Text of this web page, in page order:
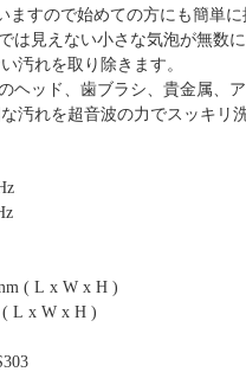
ますので始めての方にも簡単に
は見えない小さな気泡が無数
汚れを取り除きます。
ヘッド、歯ブラシ、貴金属、
汚れを超音波の力でスッキリ
( L x W x H )
( L x W x H )